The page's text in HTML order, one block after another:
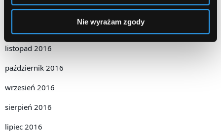
Nie wyrażam zgody
styczeń 2017
listopad 2016
październik 2016
wrzesień 2016
sierpień 2016
lipiec 2016